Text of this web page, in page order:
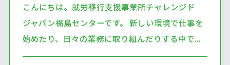
こんにちは。就労移行支援事業所チャレンジド
ジャパン福島センターです。 新しい環境で仕事を
始めたり、日々の業務に取り組んだりする中で...